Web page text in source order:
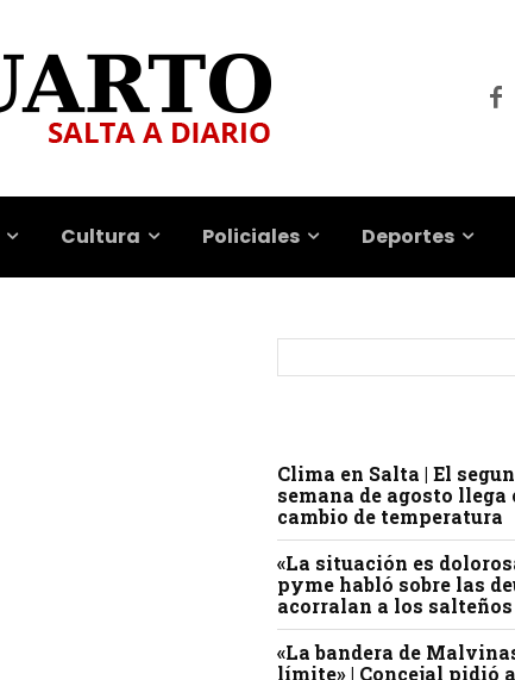
Cultura Policiales Deportes
Clima en Salta | El
semana de agosto
cambio de temperatura
«La situación es
pyme habló sobre las
acorralan a los salteños
«La bandera de
límite» | Concejal pidió